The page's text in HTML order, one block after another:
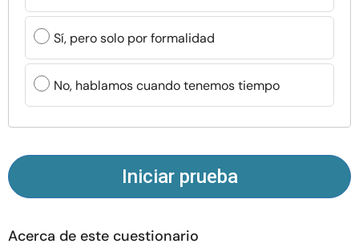
Recursos
Comunidad
Encuentra un terapeuta
Idioma
nosotros
Sí, pero solo por formalidad
No, hablamos cuando tenemos tiempo
Iniciar prueba
Acerca de este cuestionario